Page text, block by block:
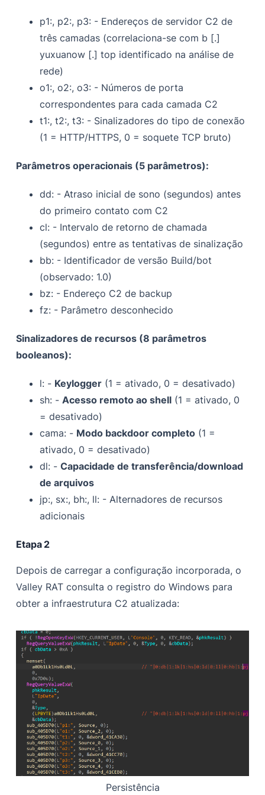
p1:, p2:, p3: - Endereços de servidor C2 de
três camadas (correlaciona-se com b [.]
yuxuanow [.] top identificado na análise de
rede)
o1:, o2:, o3: - Números de porta
correspondentes para cada camada C2
t1:, t2:, t3: - Sinalizadores do tipo de conexão
(1 = HTTP/HTTPS, 0 = soquete TCP bruto)
Parâmetros operacionais (5 parâmetros):
dd: - Atraso inicial de sono (segundos) antes
do primeiro contato com C2
cl: - Intervalo de retorno de chamada
(segundos) entre as tentativas de sinalização
bb: - Identificador de versão Build/bot
(observado: 1.0)
bz: - Endereço C2 de backup
fz: - Parâmetro desconhecido
Sinalizadores de recursos (8 parâmetros
booleanos):
l: - Keylogger (1 = ativado, 0 = desativado)
sh: -Acesso remoto ao shell (1 = ativado, 0
= desativado)
cama: - Modo backdoor completo (1 =
ativado, 0 = desativado)
dl: -Capacidade de transferência/download
de arquivos
jp:, sx:, bh:, ll: - Alternadores de recursos
adicionais
Etapa 2
Depois de carregar a configuração incorporada, o
Valley RAT consulta o registro do Windows para
obter a infraestrutura C2 atualizada:
Persistência